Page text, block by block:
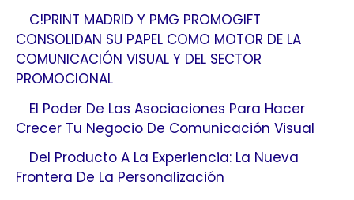
C!PRINT MADRID Y PMG PROMOGIFT
CONSOLIDAN SU PAPEL COMO MOTOR DE LA
COMUNICACIÓN VISUAL Y DEL SECTOR
PROMOCIONAL
El Poder De Las Asociaciones Para Hacer
Crecer Tu Negocio De Comunicación Visual
Del Producto A La Experiencia: La Nueva
Frontera De La Personalización